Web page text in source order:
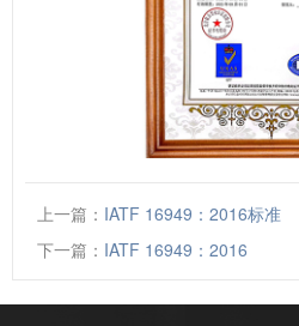
上一篇： IATF 16949：2016标准
下一篇： IATF 16949：2016